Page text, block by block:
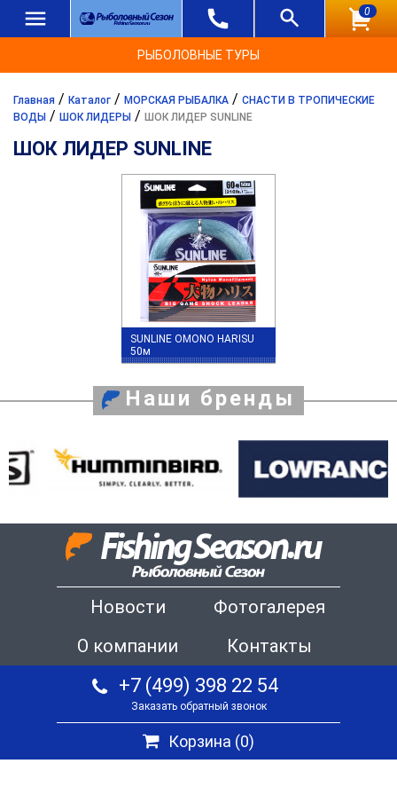
0
РЫБОЛОВНЫЕ ТУРЫ
Главная / Каталог / МОРСКАЯ РЫБАЛКА / СНАСТИ В ТРОПИЧЕСКИЕ
ВОДЫ / ШОК ЛИДЕРЫ / ШОК ЛИДЕР SUNLINE
ШОК ЛИДЕР SUNLINE
SUNLINE OMONO HARISU
50м
Наши бренды
Новости
Фотогалерея
О компании
Контакты
+7 (499) 398 22 54
Заказать обратный звонок
Корзина (0)